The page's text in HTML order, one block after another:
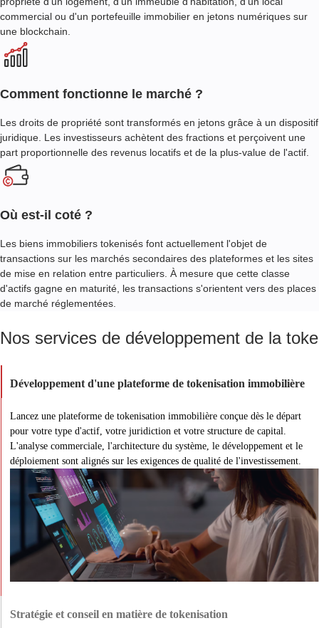
commercial ou d'un portefeuille immobilier en jetons numériques sur
une blockchain.
Comment fonctionne le marché ?
Les droits de propriété sont transformés en jetons grâce à un dispositif
juridique. Les investisseurs achètent des fractions et perçoivent une
part proportionnelle des revenus locatifs et de la plus-value de l'actif.
Où est-il coté ?
Les biens immobiliers tokenisés font actuellement l'objet de
transactions sur les marchés secondaires des plateformes et les sites
de mise en relation entre particuliers. À mesure que cette classe
d'actifs gagne en maturité, les transactions s'orientent vers des places
de marché réglementées.
Nos services de développement de la
Développement d'une plateforme de tokenisation immobilière
Lancez une plateforme de tokenisation immobilière conçue dès le départ
pour votre type d'actif, votre juridiction et votre structure de capital.
L'analyse commerciale, l'architecture du système, le développement et le
déploiement sont alignés sur les exigences de qualité de l'investissement.
Stratégie et conseil en matière de tokenisation